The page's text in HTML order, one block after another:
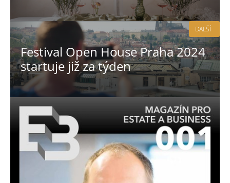
Festival Open House Praha 2024
startuje již za týden
DALŠÍ